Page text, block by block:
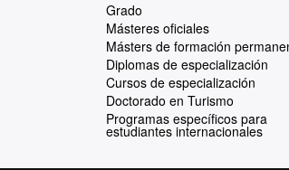
Grado
Másteres oficiales
Másters de formación
Diplomas de especialización
Cursos de especialización
Doctorado en Turismo
Programas específicos para
estudiantes internacionales